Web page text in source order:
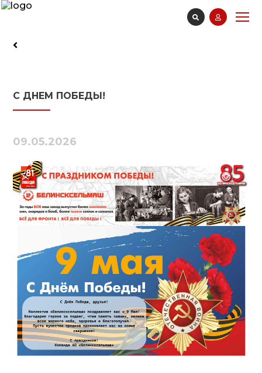
С ДНЕМ ПОБЕДЫ!
09.05.2026